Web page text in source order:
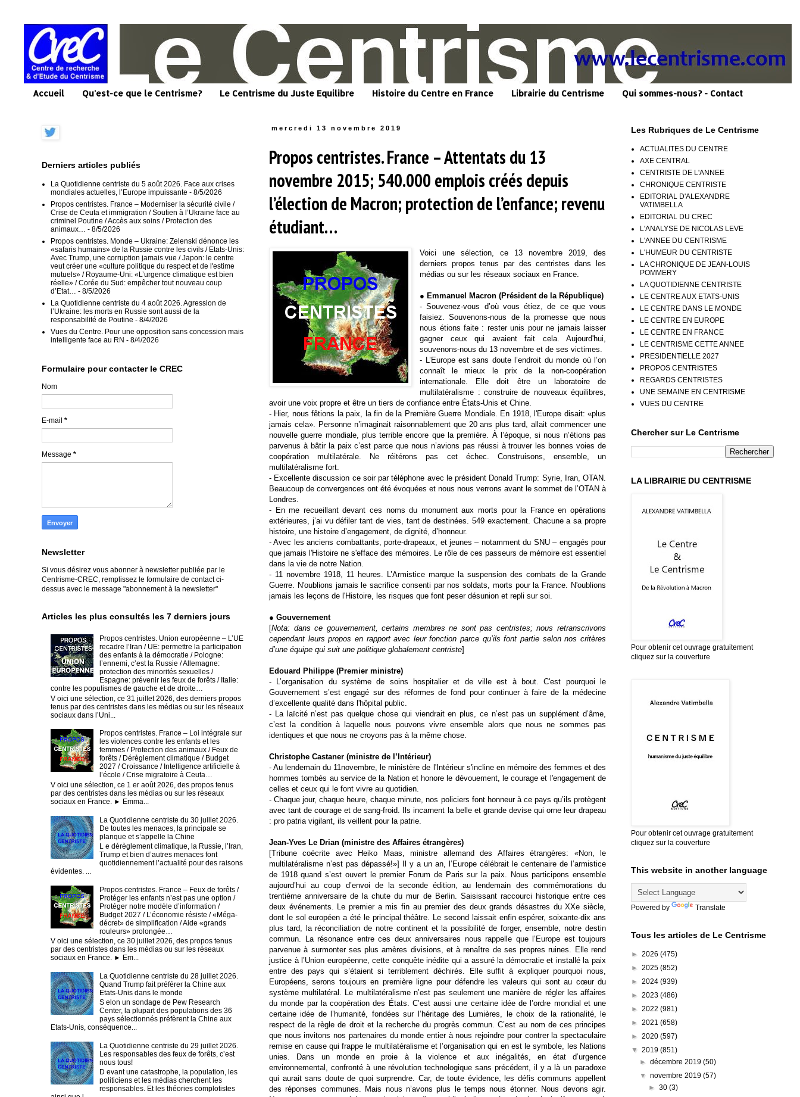
Accueil Qu'est-ce que le Centrisme? Le Centrisme du Juste Equilibre Histoire du Centre en France Librairie du Centrisme Qui sommes-nous? - Contact
mercredi 13 novembre 2019
Propos centristes. France – Attentats du 13
novembre 2015; 540.000 emplois créés depuis
l’élection de Macron; protection de l’enfance; revenu
étudiant…
Voici une sélection, ce 13 novembre 2019, des
derniers propos tenus par des centristes dans les
médias ou sur les réseaux sociaux en France.
● Emmanuel Macron (Président de la République)
-Souvenez-vous d’où vous étiez, de ce que vous
faisiez. Souvenons-nous de la promesse que nous
nous étions faite : rester unis pour ne jamais laisser
gagner ceux qui avaient fait cela. Aujourd'hui,
souvenons-nous du 13 novembre et de ses victimes.
- L’Europe est sans doute l’endroit du monde où l’on
connaît le mieux le prix de la non-coopération
internationale. Elle doit être un laboratoire de
multilatéralisme : construire de nouveaux équilibres,
avoir une voix propre et être un tiers de confiance entre États-Unis et Chine.
- Hier, nous fêtions la paix, la fin de la Première Guerre Mondiale. En 1918, l'Europe disait: «plus
jamais cela». Personne n’imaginait raisonnablement que 20 ans plus tard, allait commencer une
nouvelle guerre mondiale, plus terrible encore que la première. À l’époque, si nous n’étions pas
parvenus à bâtir la paix c’est parce que nous n’avions pas réussi à trouver les bonnes voies de
coopération multilatérale. Ne réitérons pas cet échec. Construisons, ensemble, un
multilatéralisme fort.
- Excellente discussion ce soir par téléphone avec le président Donald Trump: Syrie, Iran, OTAN.
Beaucoup de convergences ont été évoquées et nous nous verrons avant le sommet de l’OTAN à
Londres.
- En me recueillant devant ces noms du monument aux morts pour la France en opérations
extérieures, j’ai vu défiler tant de vies, tant de destinées. 549 exactement. Chacune a sa propre
histoire, une histoire d’engagement, de dignité, d’honneur.
-Avec les anciens combattants, porte-drapeaux, et jeunes – notamment du SNU – engagés pour
que jamais l'Histoire ne s'efface des mémoires. Le rôle de ces passeurs de mémoire est essentiel
dans la vie de notre Nation.
- 11 novembre 1918, 11 heures. L’Armistice marque la suspension des combats de la Grande
Guerre. N'oublions jamais le sacrifice consenti par nos soldats, morts pour la France. N'oublions
jamais les leçons de l'Histoire, les risques que font peser désunion et repli sur soi.
● Gouvernement
[Nota: dans ce gouvernement, certains membres ne sont pas centristes; nous retranscrivons
cependant leurs propos en rapport avec leur fonction parce qu’ils font partie selon nos critères
d’une équipe qui suit une politique globalement centriste]
Edouard Philippe (Premier ministre)
-
L’organisation du système de soins hospitalier et de ville est à bout. C'est pourquoi le
Gouvernement s’est engagé sur des réformes de fond pour continuer à faire de la médecine
d’excellente qualité dans l'hôpital public.
- La laïcitén’est pas quelque chose qui viendrait en plus, ce n’est pas un supplément d’âme,
c’est la condition à laquelle nous pouvons vivre ensemble alors que nous ne sommes pas
identiques et que nous ne croyons pas à la même chose.
Christophe Castaner (ministre de l’Intérieur)
-Au lendemain du 11novembre, le ministère de l'Intérieur s'incline en mémoire des femmes et des
hommes tombés au service de la Nation et honore le dévouement, le courage et l'engagement de
celles et ceux qui le font vivre au quotidien.
-Chaque jour, chaque heure, chaque minute, nos policiers font honneur à ce pays qu’ils protègent
avec tant de courage et de sang-froid. Ils incarnent la belle et grande devise qui orne leur drapeau
: pro patria vigilant, ils veillent pour la patrie.
Jean-Yves Le Drian (ministre des Affaires étrangères)
[Tribune coécrite avec Heiko Maas, ministre allemand des Affaires étrangères: «Non, le
multilatéralisme n’est pas dépassé!»] Il y a un an, l’Europe célébrait le centenaire de l’armistice
de 1918 quand s’est ouvert le premier Forum de Paris sur la paix. Nous participons ensemble
aujourd’hui au coup d’envoi de la seconde édition, au lendemain des commémorations du
trentième anniversaire de la chute du mur de Berlin. Saisissant raccourci historique entre ces
deux événements. Le premier a mis fin au premier des deux grands désastres du XXe siècle,
dont le sol européen a été le principal théâtre. Le second laissait enfin espérer, soixante-dix ans
plus tard, la réconciliation de notre continent et la possibilité de forger, ensemble, notre destin
commun. La résonance entre ces deux anniversaires nous rappelle que l’Europe est toujours
parvenue à surmonter ses plus amères divisions, et à renaître de ses propres ruines. Elle rend
justice à l’Union européenne, cette conquête inédite qui a assuré la démocratie et installé la paix
entre des pays qui s’étaient si terriblement déchirés. Elle suffit à expliquer pourquoi nous,
Européens, serons toujours en première ligne pour défendre les valeurs qui sont au cœur du
système multilatéral. Le multilatéralisme n’est pas seulement une manière de régler les affaires
du monde par la coopération des États. C’est aussi une certaine idée de l’ordre mondial et une
certaine idée de l’humanité, fondées sur l’héritage des Lumières, le choix de la rationalité, le
respect de la règle de droit et la recherche du progrès commun. C’est au nom de ces principes
que nous invitons nos partenaires du monde entier à nous rejoindre pour contrer la spectaculaire
remise en cause qui frappe le multilatéralisme et l’organisation qui en est le symbole, les Nations
unies. Dans un monde en proie à la violence et aux inégalités, en état d’urgence
environnemental, confronté à une révolution technologique sans précédent, il y a là un paradoxe
qui aurait sans doute de quoi surprendre. Car, de toute évidence, les défis communs appellent
des réponses communes. Mais nous n’avons plus le temps nous étonner. Nous devons agir.
Derniers articles publiés
La Quotidienne centriste du 5 août 2026. Face aux crises
mondiales actuelles, l’Europe impuissante - 8/5/2026
Propos centristes. France – Moderniser la sécurité civile /
Crise de Ceuta et immigration / Soutien à l’Ukraine face au
criminel Poutine / Accès aux soins / Protection des
animaux…
- 8/5/2026
Propos centristes. Monde – Ukraine: Zelenski dénonce les
«safaris humains» de la Russie contre les civils / Etats-Unis:
Avec Trump, une corruption jamais vue / Japon: le centre
veut créer une «culture politique du respect et de l'estime
mutuels» / Royaume-Uni: «L’urgence climatique est bien
réelle» / Corée du Sud: empêcher tout nouveau coup
d’Etat…
- 8/5/2026
La Quotidienne centriste du 4 août 2026. Agression de
l’Ukraine: les morts en Russie sont aussi de la
responsabilité de Poutine - 8/4/2026
Vues du Centre. Pour une opposition sans concession mais
intelligente face au RN - 8/4/2026
Formulaire pour contacter le CREC
Nom
E-mail *
Message *
Newsletter
Si vous désirez vous abonner à newsletter publiée par le
Centrisme-CREC, remplissez le formulaire de contact ci-
dessus avec le message "abonnement à la newsletter"
Articles les plus consultés les 7 derniers jours
Propos centristes. Union européenne – L’UE
recadre l’Iran / UE: permettre la participation
des enfants à la démocratie / Pologne:
l’ennemi, c’est la Russie / Allemagne:
protection des minorités sexuelles /
Espagne: prévenir les feux de forêts / Italie:
contre les populismes de gauche et de droite…
V oici une sélection, ce 31 juillet 2026, des derniers propos
tenus par des centristes dans les médias ou sur les réseaux
sociaux dans l’Uni...
Propos centristes. France – Loi intégrale sur
les violences contre les enfants et les
femmes / Protection des animaux / Feux de
forêts / Dérèglement climatique / Budget
2027 / Croissance / Intelligence artificielle à
l’école / Crise migratoire à Ceuta…
V oici une sélection, ce 1 er août 2026, des propos tenus
par des centristes dans les médias ou sur les réseaux
sociaux en France. ► Emma...
La Quotidienne centriste du 30 juillet 2026.
De toutes les menaces, la principale se
planque et s’appelle la Chine
L e dérèglement climatique, la Russie, l’Iran,
Trump et bien d’autres menaces font
quotidiennement l’actualité pour des raisons
évidentes. ...
Propos centristes. France – Feux de forêts /
Protéger les enfants n’est pas une option /
Protéger notre modèle d’information /
Budget 2027 / L’économie résiste / «Méga-
décret» de simplification / Aide «grands
rouleurs» prolongée…
V oici une sélection, ce 30 juillet 2026, des propos tenus
par des centristes dans les médias ou sur les réseaux
sociaux en France. ► Em...
La Quotidienne centriste du 28 juillet 2026.
Quand Trump fait préférer la Chine aux
Etats-Unis dans le monde
S elon un sondage de Pew Research
Center, la plupart des populations des 36
pays sélectionnés préfèrent la Chine aux
Etats-Unis, conséquence...
La Quotidienne centriste du 29 juillet 2026.
Les responsables des feux de forêts, c’est
nous tous!
D evant une catastrophe, la population, les
politiciens et les médias cherchent les
responsables. Et les théories complotistes
Les Rubriques de Le Centrisme
ACTUALITES DU CENTRE
AXE CENTRAL
CENTRISTE DE L'ANNEE
CHRONIQUE CENTRISTE
EDITORIAL D'ALEXANDRE
VATIMBELLA
EDITORIAL DU CREC
L'ANALYSE DE NICOLAS LEVE
L'ANNEE DU CENTRISME
L'HUMEUR DU CENTRISTE
LA CHRONIQUE DE JEAN-LOUIS
POMMERY
LA QUOTIDIENNE CENTRISTE
LE CENTRE AUX ETATS-UNIS
LE CENTRE DANS LE MONDE
LE CENTRE EN EUROPE
LE CENTRE EN FRANCE
LE CENTRISME CETTE ANNEE
PRESIDENTIELLE 2027
PROPOS CENTRISTES
REGARDS CENTRISTES
UNE SEMAINE EN CENTRISME
VUES DU CENTRE
Chercher sur Le Centrisme
LA LIBRAIRIE DU CENTRISME
Pour obtenir cet ouvrage gratuitement
cliquez sur la couverture
Pour obtenir cet ouvrage gratuitement
cliquez sur la couverture
This website in another language
Powered by Translate
Tous les articles de Le Centrisme
► 2026 (475)
► 2025 (852)
► 2024 (939)
► 2023 (486)
► 2022 (981)
► 2021 (658)
► 2020 (597)
▼ 2019 (851)
►décembre 2019(50)
▼novembre 2019(57)
► 30 (3)